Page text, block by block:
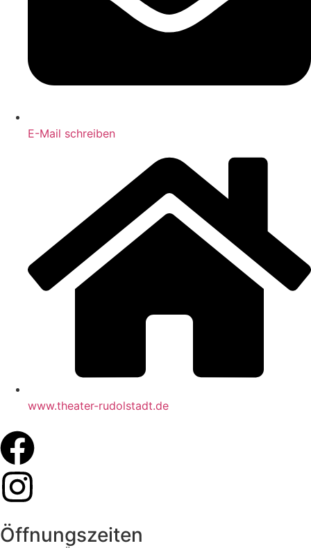
E-Mail schreiben
www.theater-rudolstadt.de
Öffnungszeiten